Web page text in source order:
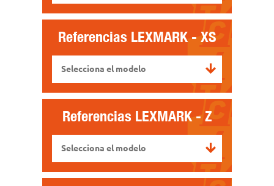
Referencias LEXMARK - XS
Selecciona el modelo
Referencias LEXMARK - Z
Selecciona el modelo